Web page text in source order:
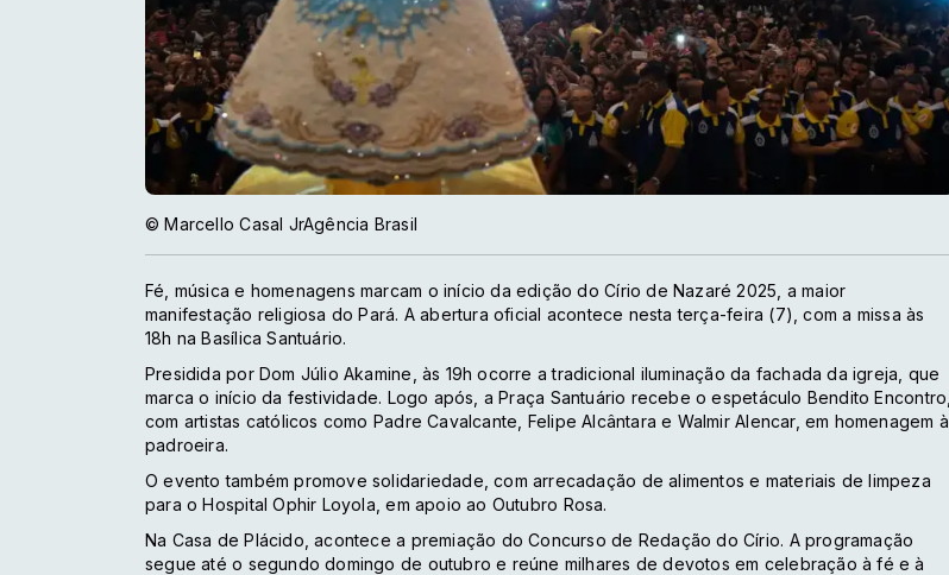
© Marcello Casal JrAgência Brasil
Fé, música e homenagens marcam o início da edição do Círio de Nazaré 2025, a maior
manifestação religiosa do Pará. A abertura oficial acontece nesta terça-feira (7), com a missa às
18h na Basílica Santuário.
Presidida por Dom Júlio Akamine, às 19h ocorre a tradicional iluminação da fachada da igreja, que
marca o início da festividade. Logo após, a Praça Santuário recebe o espetáculo Bendito Encontro,
com artistas católicos como Padre Cavalcante, Felipe Alcântara e Walmir Alencar, em homenagem à
padroeira.
O evento também promove solidariedade, com arrecadação de alimentos e materiais de limpeza
para o Hospital Ophir Loyola, em apoio ao Outubro Rosa.
Na Casa de Plácido, acontece a premiação do Concurso de Redação do Círio. A programação
segue até o segundo domingo de outubro e reúne milhares de devotos em celebração à fé e à